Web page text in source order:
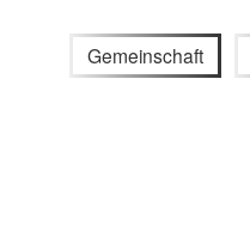
Gemeinschaft